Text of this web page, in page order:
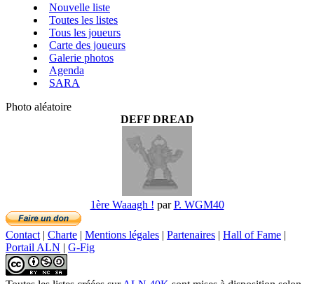
Nouvelle liste
Toutes les listes
Tous les joueurs
Carte des joueurs
Galerie photos
Agenda
SARA
Photo aléatoire
DEFF DREAD
1ère Waaagh ! parP. WGM40
Contact | Charte | Mentions légales | Partenaires | Hall of Fame |
Portail ALN | G-Fig